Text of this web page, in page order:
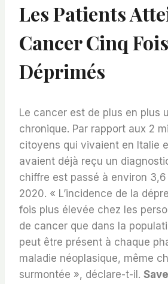
Les Patients
Cancer Cinq
Déprimés
Le cancer est de plus en plus
chronique. Par rapport aux 2
citoyens qui vivaient en Italie
avaient déjà reçu un
chiffre est passé à environ
2020. « L’incidence de la
fois plus élevée chez les
de cancer que dans la
peut être présent à chaque
maladie néoplasique, même
surmontée », déclare-t-il.